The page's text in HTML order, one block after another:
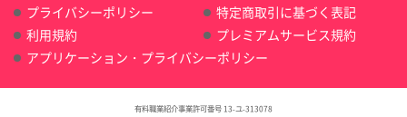
プライバシーポリシー
特定商取引に基づく表記
利用規約
プレミアムサービス規約
アプリケーション・プライバシーポリシー
有料職業紹介事業許可番号 13-ユ-313078